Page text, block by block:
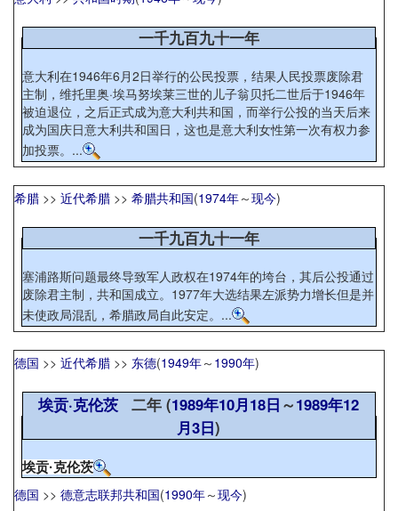
一千九百九十一年
意大利在1946年6月2日举行的公民投票，结果人民投票废除君
主制，维托里奥·埃马努埃莱三世的儿子翁贝托二世后于1946年
被迫退位，之后正式成为意大利共和国，而举行公投的当天后来
成为国庆日意大利共和国日，这也是意大利女性第一次有权力参
加投票。...
希腊 >> 近代希腊 >> 希腊共和国(1974年～现今)
一千九百九十一年
塞浦路斯问题最终导致军人政权在1974年的垮台，其后公投通过
废除君主制，共和国成立。1977年大选结果左派势力增长但是并
未使政局混乱，希腊政局自此安定。...
德国 >> 近代希腊 >> 东德(1949年～ 1990年)
埃贡·克伦茨 二年 (1989年10月18日 ～1989年12
月3日)
埃贡·克伦茨
德国 >> 德意志联邦共和国(1990年～现今)